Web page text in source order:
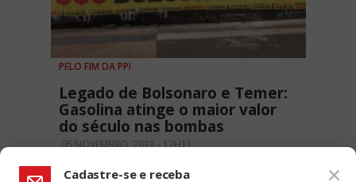
PELO FIM DA PPI
Legado de Bolsonaro e Temer:
Gasolina atinge o maior valor
do século nas bombas
05 NOVEMBRO, 2021 - 12H11
Cadastre-se e receba